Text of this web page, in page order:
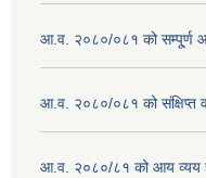
आ.व. २०८०/०८१ को सम्पू्र्ण
आ.व. २०८०/०८१ को संक्षिप्त
आ.व. २०८०/८१ को आय व्यय